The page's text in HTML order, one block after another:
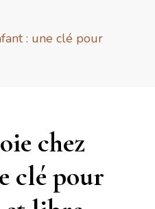
: une clé pour
chez
clé pour